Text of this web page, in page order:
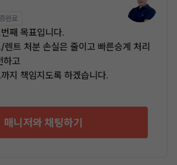
완료
째 목표입니다.
렌트 처분 손실은 줄이고 빠른승계 처리
하고
지 책임지도록 하겠습니다.
매니저와 채팅하기